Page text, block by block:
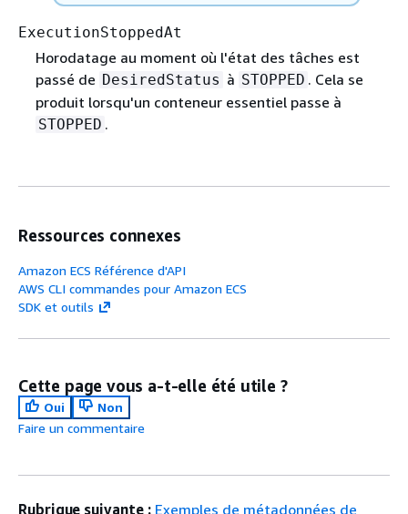
ExecutionStoppedAt
Horodatage au moment où l'état des tâches est
passé de DesiredStatus à STOPPED . Cela se
produit lorsqu'un conteneur essentiel passe à
STOPPED .
Ressources connexes
Amazon ECS Référence d'API
AWS CLI commandes pour Amazon ECS
SDK et outils
Cette page vous a-t-elle été utile ?
Oui
Non
Faire un commentaire
Rubrique suivante : Exemples de métadonnées de